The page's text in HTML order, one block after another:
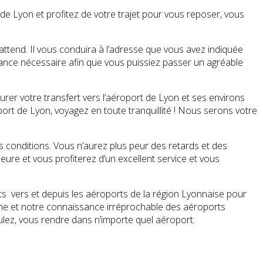
Lyon et profitez de votre trajet pour vous reposer, vous
Il vous conduira à l’adresse que vous avez indiquée
nécessaire afin que vous puissiez passer un agréable
votre transfert vers l’aéroport de Lyon et ses environs
de Lyon, voyagez en toute tranquillité ! Nous serons votre
Vous n’aurez plus peur des retards et des
et vous profiterez d’un excellent service et vous
vers et depuis les aéroports de la région Lyonnaise pour
et notre connaissance irréprochable des aéroports
vous rendre dans n’importe quel aéroport.